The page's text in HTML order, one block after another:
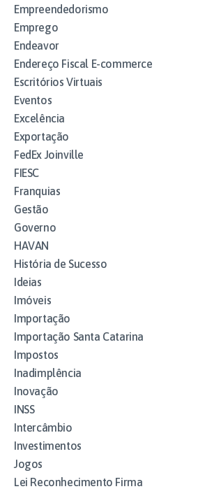
Empreendedorismo
Emprego
Endeavor
Endereço Fiscal E-commerce
Escritórios Virtuais
Eventos
Excelência
Exportação
FedEx Joinville
FIESC
Franquias
Gestão
Governo
HAVAN
História de Sucesso
Ideias
Imóveis
Importação
Importação Santa Catarina
Impostos
Inadimplência
Inovação
INSS
Intercâmbio
Investimentos
Jogos
Lei Reconhecimento Firma